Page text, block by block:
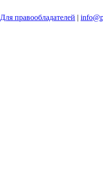
Для правообладателей |